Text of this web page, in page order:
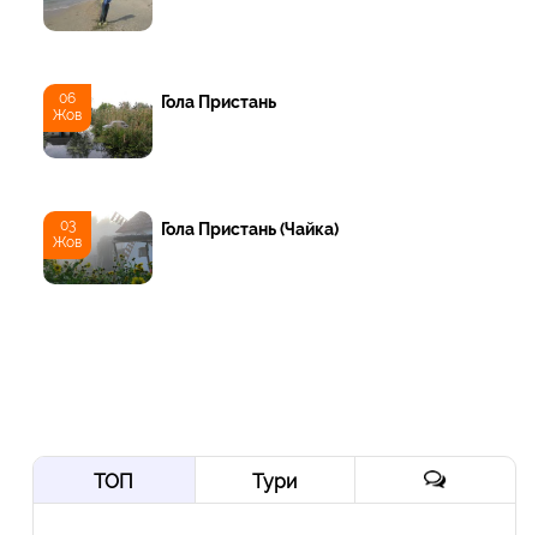
06
Жов
Гола Пристань
03
Жов
Гола Пристань (Чайка)
ТОП Тури